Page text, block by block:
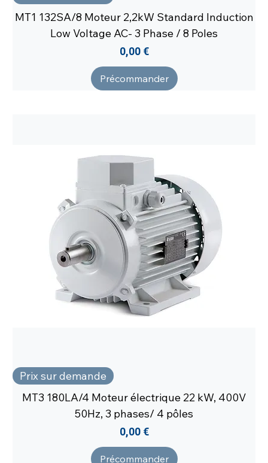
MT1 132SA/8 Moteur 2,2kW Standard Induction
Low Voltage AC- 3 Phase / 8 Poles
Prix
0,00 €
Précommander
Prix sur demande
MT3 180LA/4 Moteur électrique 22 kW, 400V
50Hz, 3 phases/ 4 pôles
Prix
0,00 €
Précommander